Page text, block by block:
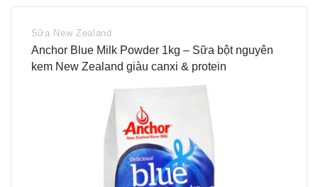
Sữa New Zealand
Anchor Blue Milk Powder 1kg – Sữa bột nguyên
kem New Zealand giàu canxi & protein